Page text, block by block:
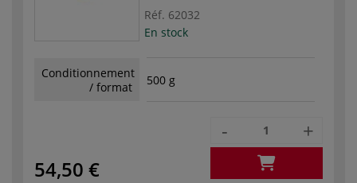
Réf. 62032
En stock
Conditionnement
/ format
500 g
54,50 €
- +